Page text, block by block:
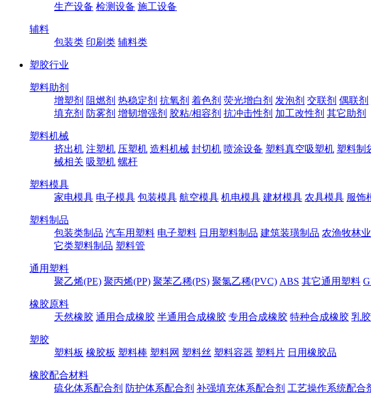
生产设备 检测设备 施工设备
辅料
包装类 印刷类 辅料类
塑胶行业
塑料助剂
增塑剂 阻燃剂 热稳定剂 抗氧剂 着色剂 荧光增白剂 发泡剂 交联剂 偶联剂
填充剂 防雾剂 增韧增强剂 胶粘/相容剂 抗冲击性剂 加工改性剂 其它助剂
塑料机械
挤出机 注塑机 压塑机 造料机械 封切机 喷涂设备 塑料真空吸塑机 塑料制
械相关 吸塑机 螺杆
塑料模具
家电模具 电子模具 包装模具 航空模具 机电模具 建材模具 农具模具 服饰
塑料制品
包装类制品 汽车用塑料 电子塑料 日用塑料制品 建筑装璜制品 农渔牧林
它类塑料制品 塑料管
通用塑料
聚乙烯(PE) 聚丙烯(PP) 聚苯乙稀(PS) 聚氯乙稀(PVC) ABS 其它通用塑料
橡胶原料
天然橡胶 通用合成橡胶 半通用合成橡胶 专用合成橡胶 特种合成橡胶 乳胶
塑胶
塑料板 橡胶板 塑料棒 塑料网 塑料丝 塑料容器 塑料片 日用橡胶品
橡胶配合材料
硫化体系配合剂 防护体系配合剂 补强填充体系配合剂 工艺操作系统配合